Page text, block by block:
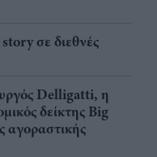
σε διεθνές
Delligatti, η
δείκτης Big
αγοραστικής